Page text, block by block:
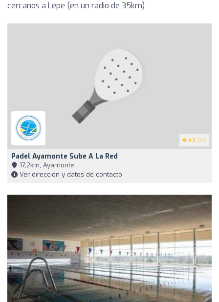
cercanos a Lepe (en un radio de 35km)
4.3 (34)
Padel Ayamonte Sube A La Red
17,2km, Ayamonte
Ver dirección y datos de contacto